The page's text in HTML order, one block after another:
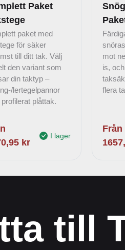
Paket
paket med
för säker
till ditt tak. Välj
den variant som
din taktyp –
lertegelpannor
profilerat plåttak.
kr
I lager
mot
is,
flera
Från
till